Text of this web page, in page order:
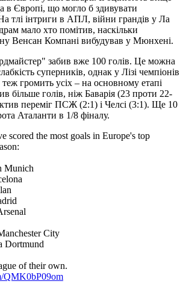
в Європі, що могло б здивувати
тлі інтриги в АПЛ, війни грандів у Ла
драм мало хто помітив, наскільки
Венсан Компані вибудував у Мюнхені.
забив вже 100 голів. Це можна
суперників, однак у Лізі чемпіонів
громить усіх – на основному етапі
більше голів, ніж Баварія (23 проти 22-
переміг ПСЖ (2:1) і Челсі (3:1). Ще 10
Аталанти в 1/8 фіналу.
scored the most goals in Europe's top
Munich
City
Dortmund
of their own.
QMK0bP09om